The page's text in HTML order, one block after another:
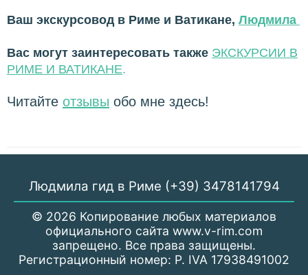
Ваш экскурсовод в Риме и Ватикане, Людмила
Вас могут заинтересовать также ЭКСКУРСИИ В
РИМЕ И ВАТИКАНЕ.
Читайте отзывы обо мне здесь!
Людмила гид в Риме (+39) 3478141794
© 2026 Копирование любых материалов
официального сайта www.v-rim.com
запрещено. Все права защищены.
Регистрационный номер: P. IVA 17938491002